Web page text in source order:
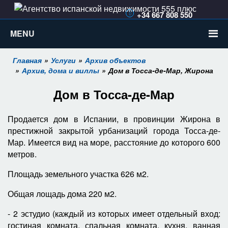
MENU
+34 667 808 550
555espana@gmail.com
Главная Услуги
Архив объектов
Архив, дома и виллы
Дом в Тосса-де-Мар, Жирона
Дом в Тосса-де-Мар
Продается дом в Испании, в провинции Жирона в
престижной закрытой урбанизаций города Тосса-де-
Мар. Имеется вид на море, расстояние до которого 600
метров.
Площадь земельного участка 626 м2.
Общая лощадь дома 220 м2.
- 2 эстудио (каждый из которых имеет отдельный вход:
гостиная комната, спальная комната, кухня, ванная